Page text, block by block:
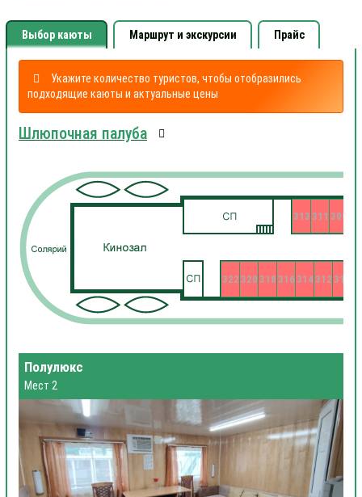
Выбор каюты Маршрут и экскурсии Прайс
Укажите количество туристов, чтобы отобразились
подходящие каюты и актуальные цены
Шлюпочная палуба
309
310
311
312
313
314
316
318
320
322
Полулюкс
Мест 2